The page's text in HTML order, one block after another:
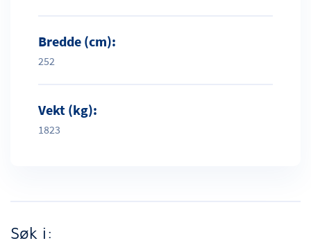
Bredde (cm):
252
Vekt (kg):
1823
Søk i: